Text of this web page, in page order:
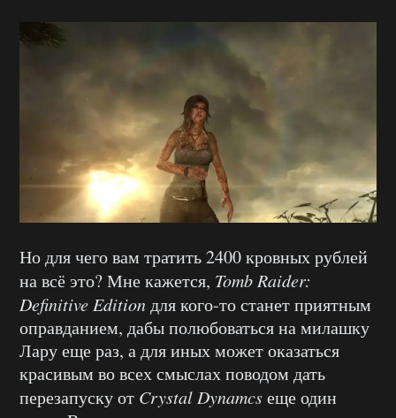
Но для чего вам тратить 2400 кровных рублей
на всё это? Мне кажется, Tomb Raider:
Definitive Editionдля кого-то станет приятным
оправданием, дабы полюбоваться на милашку
Лару еще раз, а для иных может оказаться
красивым во всех смыслах поводом дать
перезапуску от Crystal Dynamcsеще один